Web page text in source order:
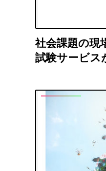
社会課題の現
試験サービス